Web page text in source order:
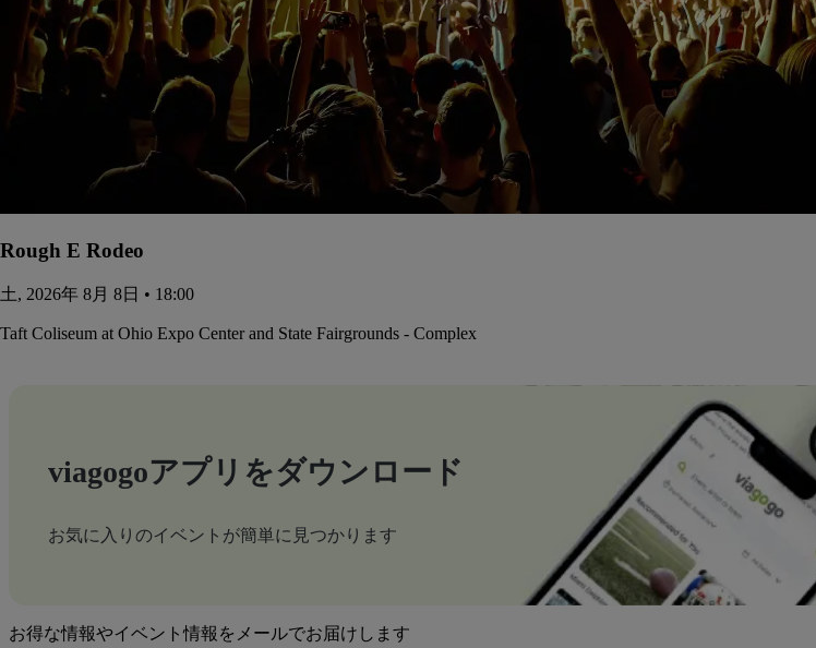
Rough E Rodeo
土, 2026年 8月 8日 • 18:00
Taft Coliseum at Ohio Expo Center and State Fairgrounds - Complex
viagogoアプリをダウンロード
お気に入りのイベントが簡単に見つかります
お得な情報やイベント情報をメールでお届けします